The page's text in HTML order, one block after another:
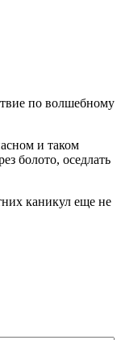
по волшебному
и таком
болото, оседлать
каникул еще не